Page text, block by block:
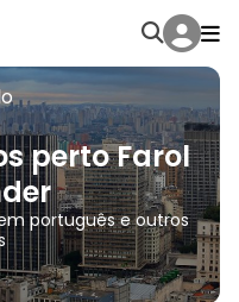
perto Farol
português e outros